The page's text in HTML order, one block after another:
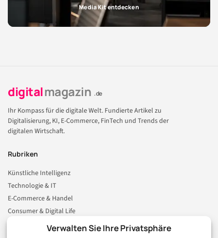
Verwalten Sie Ihre Privatsphäre
Media Kit entdecken
digitalmagazin .de
Ihr Kompass für die digitale Welt. Fundierte Artikel zu
Digitalisierung, KI, E-Commerce, FinTech und Trends der
digitalen Wirtschaft.
Rubriken
Künstliche Intelligenz
Technologie & IT
E-Commerce & Handel
Consumer & Digital Life